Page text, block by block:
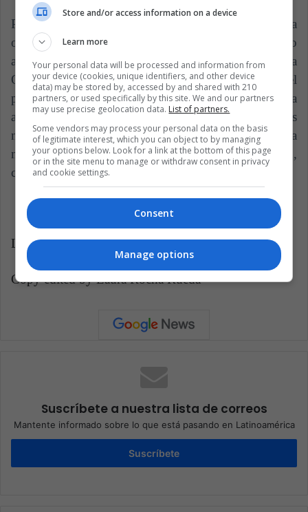
Pero para el presidente Santos, la OTAN era una
oportunidad importante y en 2016, anunció un nuevo
acuerdo, enfocado en cooperación militar con la
Organización, principalmente enfocada en el
postconflicto y a la construcción de paz. En la
actualidad, el acuerdo busca empoderar a las fuerzas
militares con los lineamentos de la OTAN para
misiones de paz que involucran (salud, educación,
construcción, entre otras).
Latin American Post | Carlos Eduardo Gómez Avella
Copy edited by Laura Rocha Rueda
Suscríbete a nuestra lista de correos
Mantente informado sobre lo que está pasando en Latinoamérica
Suscríbete
Store and/or access information on a device
Learn more
Your personal data will be processed and information from
your device (cookies, unique identifiers, and other device
data) may be stored by, accessed by and shared with 210
partners, or used specifically by this site. We and our partners
may use precise geolocation data. List of partners.
Some vendors may process your personal data on the basis
of legitimate interest, which you can object to by managing
your options below. Look for a link at the bottom of this page
or in the site menu to manage or withdraw consent in privacy
and cookie settings.
Consent
Manage options